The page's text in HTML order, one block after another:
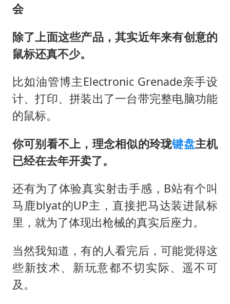
会
除了上面这些产品，其实近年来有创意的
鼠标还真不少。
比如油管博主Electronic Grenade亲手设
计、打印、拼装出了一台带完整电脑功能
的鼠标。
你可别看不上，理念相似的玲珑键盘主机
已经在去年开卖了。
还有为了体验真实射击手感，B站有个叫
马鹿blyat的UP主，直接把马达装进鼠标
里，就为了体现出枪械的真实后座力。
当然我知道，有的人看完后，可能觉得这
些新技术、新玩意都不切实际、遥不可
及。